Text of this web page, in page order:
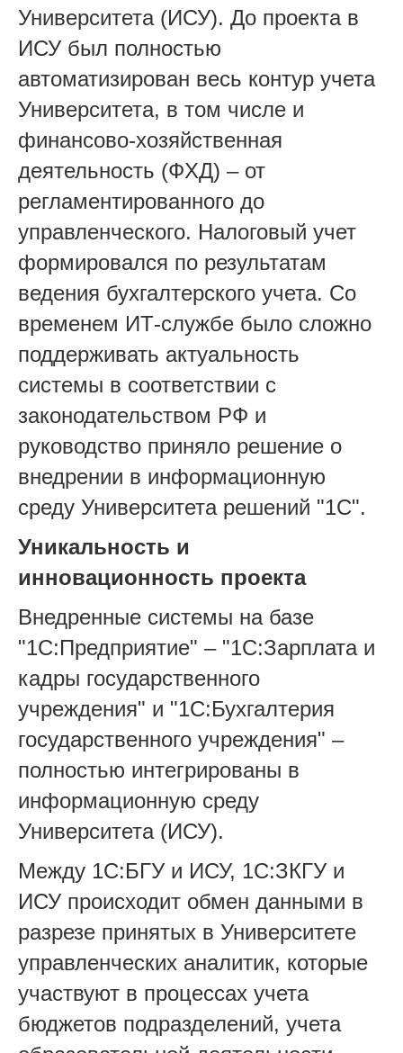
Университета (ИСУ). До проекта в
ИСУ был полностью
автоматизирован весь контур учета
Университета, в том числе и
финансово-хозяйственная
деятельность (ФХД) – от
регламентированного до
управленческого. Налоговый учет
формировался по результатам
ведения бухгалтерского учета. Со
временем ИТ-службе было сложно
поддерживать актуальность
системы в соответствии с
законодательством РФ и
руководство приняло решение о
внедрении в информационную
среду Университета решений "1С".
Уникальность и
инновационность проекта
Внедренные системы на базе
"1С:Предприятие" – "1С:Зарплата и
кадры государственного
учреждения" и "1С:Бухгалтерия
государственного учреждения" –
полностью интегрированы в
информационную среду
Университета (ИСУ).
Между 1С:БГУ и ИСУ, 1С:ЗКГУ и
ИСУ происходит обмен данными в
разрезе принятых в Университете
управленческих аналитик, которые
участвуют в процессах учета
бюджетов подразделений, учета